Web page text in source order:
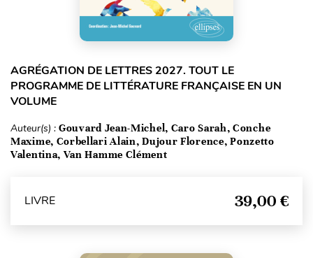
AGRÉGATION DE LETTRES 2027. TOUT LE
PROGRAMME DE LITTÉRATURE FRANÇAISE EN UN
VOLUME
Auteur(s) : Gouvard Jean-Michel, Caro Sarah, Conche
Maxime, Corbellari Alain, Dujour Florence, Ponzetto
Valentina, Van Hamme Clément
LIVRE 39,00 €